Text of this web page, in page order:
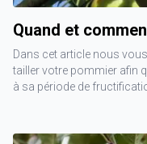
Quand et
Dans cet article nous
tailler votre pommier afin
à sa période de